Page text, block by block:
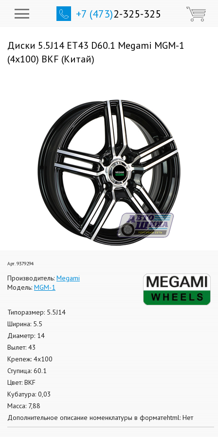
+7 (473)2-325-325
Диски 5.5J14 ET43 D60.1 Megami MGM-1
(4x100) BKF (Китай)
Арт. 9379294
Производитель: Megami
Модель: MGM-1
Типоразмер: 5.5J14
Ширина: 5.5
Диаметр: 14
Вылет: 43
Крепеж: 4x100
Ступица: 60.1
Цвет: BKF
Кубатура: 0,03
Масса: 7,88
Дополнительное описание номенклатуры в форматеhtml: Нет